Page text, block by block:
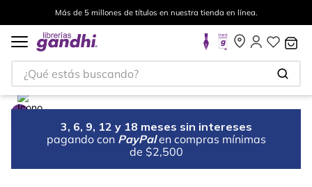
Más de 5 millones de títulos en nuestra tienda en línea.
¿Qué estás buscando?
3, 6, 9, 12 y 18 meses sin intereses
pagando con PayPal en compras mínimas
de $2,500